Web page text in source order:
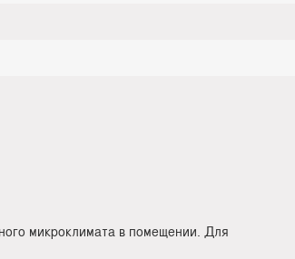
микроклимата в помещении. Для